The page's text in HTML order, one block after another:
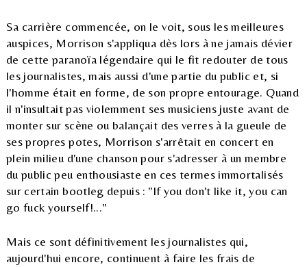
Sa carrière commencée, on le voit, sous les meilleures
auspices, Morrison s'appliqua dès lors à ne jamais dévier
de cette paranoïa légendaire qui le fit redouter de tous
les journalistes, mais aussi d'une partie du public et, si
l'homme était en forme, de son propre entourage. Quand
il n'insultait pas violemment ses musiciens juste avant de
monter sur scène ou balançait des verres à la gueule de
ses propres potes, Morrison s'arrêtait en concert en
plein milieu d'une chanson pour s'adresser à un membre
du public peu enthousiaste en ces termes immortalisés
sur certain bootleg depuis : "If you don't like it, you can
go fuck yourself!..."
Mais ce sont définitivement les journalistes qui,
aujourd'hui encore, continuent à faire les frais de